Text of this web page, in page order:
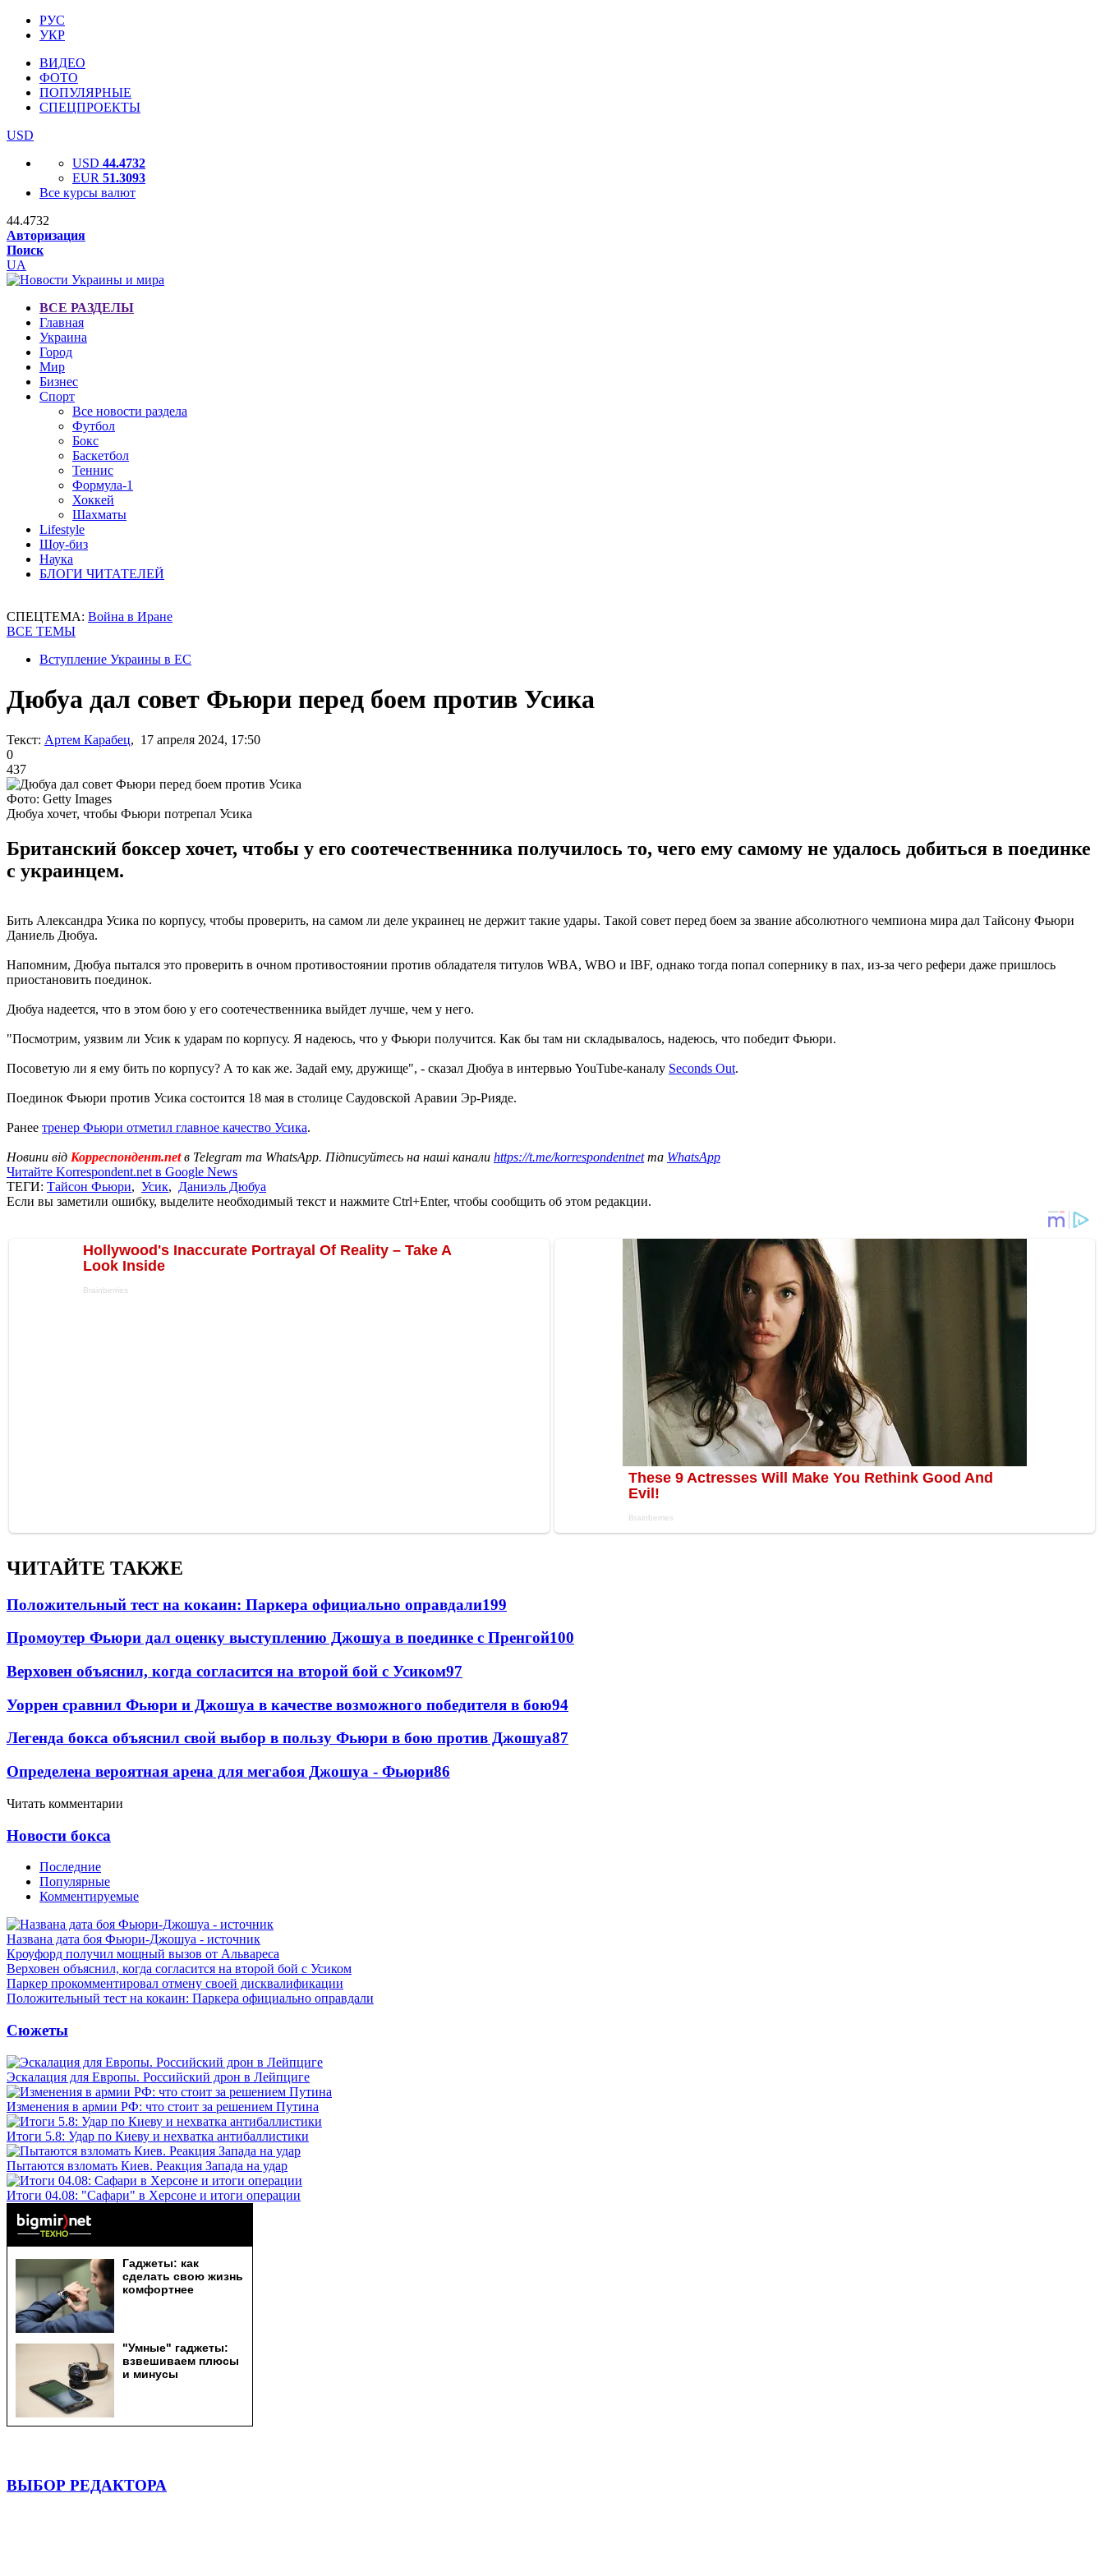
РУС
УКР
ВИДЕО
ФОТО
ПОПУЛЯРНЫЕ
СПЕЦПРОЕКТЫ
USD
USD 44.4732
EUR 51.3093
Все курсы валют
44.4732
Авторизация
Поиск
UA
ВСЕ РАЗДЕЛЫ
Главная
Украина
Город
Мир
Бизнес
Спорт
Все новости раздела
Футбол
Бокс
Баскетбол
Теннис
Формула-1
Хоккей
Шахматы
Lifestyle
Шоу-биз
Наука
БЛОГИ ЧИТАТЕЛЕЙ
СПЕЦТЕМА: Война в Иране
ВСЕ ТЕМЫ
Вступление Украины в ЕС
Дюбуа дал совет Фьюри перед боем против Усика
Текст: Артем Карабец, 17 апреля 2024, 17:50
0
437
Фото: Getty Images
Дюбуа хочет, чтобы Фьюри потрепал Усика
Британский боксер хочет, чтобы у его соотечественника получилось то, чего ему самому не удалось добиться в поединке
с украинцем.
Бить Александра Усика по корпусу, чтобы проверить, на самом ли деле украинец не держит такие удары. Такой совет перед боем за звание абсолютного чемпиона мира дал Тайсону Фьюри
Даниель Дюбуа.
Напомним, Дюбуа пытался это проверить в очном противостоянии против обладателя титулов WBA, WBO и IBF, однако тогда попал сопернику в пах, из-за чего рефери даже пришлось
приостановить поединок.
Дюбуа надеется, что в этом бою у его соотечественника выйдет лучше, чем у него.
"Посмотрим, уязвим ли Усик к ударам по корпусу. Я надеюсь, что у Фьюри получится. Как бы там ни складывалось, надеюсь, что победит Фьюри.
Посоветую ли я ему бить по корпусу? А то как же. Задай ему, дружище", - сказал Дюбуа в интервью YouTube-каналу Seconds Out.
Поединок Фьюри против Усика состоится 18 мая в столице Саудовской Аравии Эр-Рияде.
Ранее тренер Фьюри отметил главное качество Усика.
Новини від Корреспондент.netв Telegram та WhatsApp. Підписуйтесь на наші канали https://t.me/korrespondentnetта WhatsApp
Читайте Korrespondent.net в Google News
ТЕГИ: Тайсон Фьюри, Усик, Даниэль Дюбуа
Если вы заметили ошибку, выделите необходимый текст и нажмите Ctrl+Enter, чтобы сообщить об этом редакции.
ЧИТАЙТЕ ТАКЖЕ
Положительный тест на кокаин: Паркера официально оправдали199
Промоутер Фьюри дал оценку выступлению Джошуа в поединке с Пренгой100
Верховен объяснил, когда согласится на второй бой с Усиком97
Уоррен сравнил Фьюри и Джошуа в качестве возможного победителя в бою94
Легенда бокса объяснил свой выбор в пользу Фьюри в бою против Джошуа87
Определена вероятная арена для мегабоя Джошуа - Фьюри86
Читать комментарии
Новости бокса
Последние
Популярные
Комментируемые
Названа дата боя Фьюри-Джошуа - источник
Кроуфорд получил мощный вызов от Альвареса
Верховен объяснил, когда согласится на второй бой с Усиком
Паркер прокомментировал отмену своей дисквалификации
Положительный тест на кокаин: Паркера официально оправдали
Сюжеты
Эскалация для Европы. Российский дрон в Лейпциге
Изменения в армии РФ: что стоит за решением Путина
Итоги 5.8: Удар по Киеву и нехватка антибаллистики
Пытаются взломать Киев. Реакция Запада на удар
Итоги 04.08: "Сафари" в Херсоне и итоги операции
ВЫБОР РЕДАКТОРА